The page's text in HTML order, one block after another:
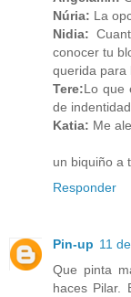
Núria: La
Nidia:
conocer tu
querida para
Tere:Lo que
de
Katia: Me
un biquiño a
Responder
Pin-up 11
Que pinta
haces Pilar.